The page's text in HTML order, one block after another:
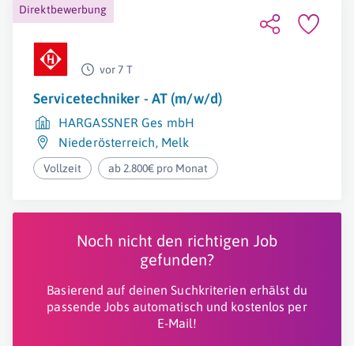
Direktbewerbung
vor 7 T
Servicetechniker - AT (m/w/d)
HARGASSNER Ges mbH
Niederösterreich, Melk
Vollzeit ab 2.800€ pro Monat
Noch nicht den richtigen Job
gefunden?
Basierend auf deinen Suchkriterien erhälst du
passende Jobs automatisch und kostenlos per
E-Mail!